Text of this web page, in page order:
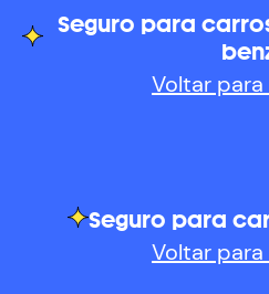
Seguro para
Voltar
Seguro para
Voltar